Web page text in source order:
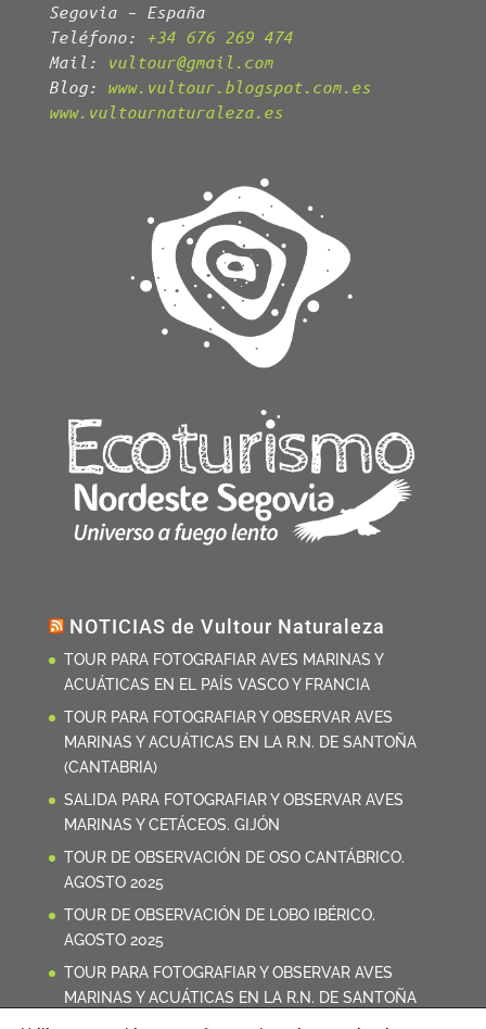
Segovia – España
Teléfono: +34 676 269 474
Mail:
vultour@gmail.com
Blog: www.vultour.blogspot.com.es
www.vultournaturaleza.es
NOTICIAS de Vultour Naturaleza
TOUR PARA FOTOGRAFIAR AVES MARINAS Y
ACUÁTICAS EN EL PAÍS VASCO Y FRANCIA
TOUR PARA FOTOGRAFIAR Y OBSERVAR AVES
MARINAS Y ACUÁTICAS EN LA R.N. DE SANTOÑA
(CANTABRIA)
SALIDA PARA FOTOGRAFIAR Y OBSERVAR AVES
MARINAS Y CETÁCEOS. GIJÓN
TOUR DE OBSERVACIÓN DE OSO CANTÁBRICO.
AGOSTO 2025
TOUR DE OBSERVACIÓN DE LOBO IBÉRICO.
AGOSTO 2025
TOUR PARA FOTOGRAFIAR Y OBSERVAR AVES
MARINAS Y ACUÁTICAS EN LA R.N. DE SANTOÑA